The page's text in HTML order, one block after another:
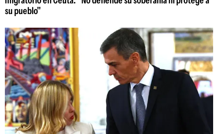
su pueblo"